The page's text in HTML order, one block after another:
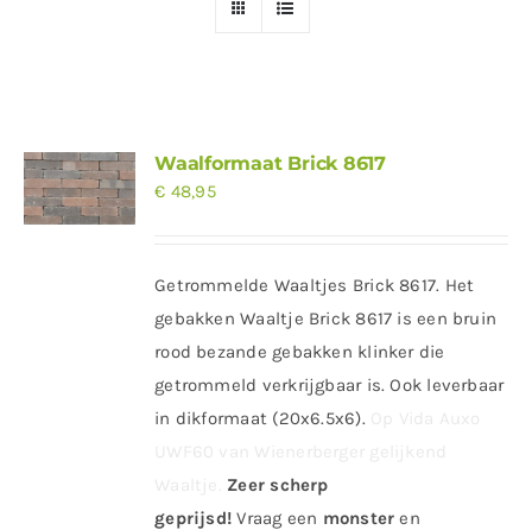
Waalformaat Brick 8617
€ 48,95
Getrommelde Waaltjes Brick 8617. Het
gebakken Waaltje Brick 8617 is een bruin
rood bezande gebakken klinker die
getrommeld verkrijgbaar is. Ook leverbaar
in dikformaat (20x6.5x6).
Zeer scherp
geprijsd! Vraag een monsteren